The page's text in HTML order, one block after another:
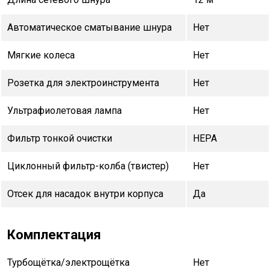
Автоматическое сматывание шнура Нет
Мягкие колеса Нет
Розетка для электроинструмента Нет
Ультрафиолетовая лампа Нет
Фильтр тонкой очистки НЕРА
Циклонный фильтр-колба (твистер) Нет
Отсек для насадок внутри корпуса Да
Комплектация
Турбощётка/электрощётка Нет